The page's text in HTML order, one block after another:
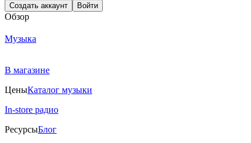
Создать аккаунт Войти
Обзор
Музыка
В магазине
ЦеныКаталог музыки
In-store радио
РесурсыБлог